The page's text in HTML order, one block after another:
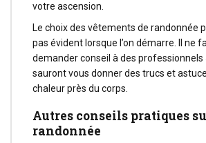
votre ascension.
Le choix des vêtements de randonnée
pas évident lorsque l’on démarre. Il ne
demander conseil à des professionnels
sauront vous donner des trucs et
chaleur près du corps.
Autres conseils pratiques
randonnée